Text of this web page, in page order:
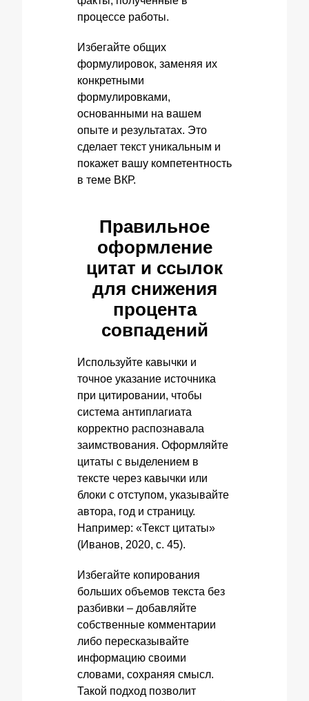
процессе работы.
Избегайте общих
формулировок, заменяя их
конкретными
формулировками,
основанными на вашем
опыте и результатах. Это
сделает текст уникальным и
покажет вашу компетентность
в теме ВКР.
Правильное
оформление
цитат и ссылок
для снижения
процента
совпадений
Используйте кавычки и
точное указание источника
при цитировании, чтобы
система антиплагиата
корректно распознавала
заимствования. Оформляйте
цитаты с выделением в
тексте через кавычки или
блоки с отступом, указывайте
автора, год и страницу.
Например: «Текст цитаты»
(Иванов, 2020, с. 45).
Избегайте копирования
больших объемов текста без
разбивки – добавляйте
собственные комментарии
либо пересказывайте
информацию своими
словами, сохраняя смысл.
Такой подход позволит